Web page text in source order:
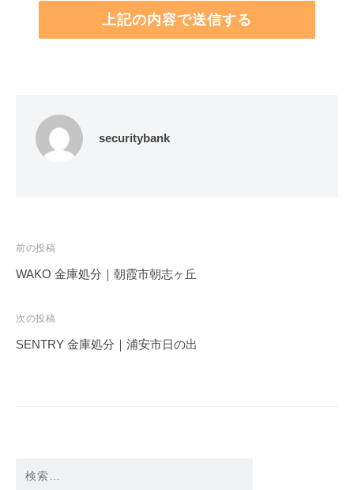
securitybank
投
稿
ビ
ゲ
前の投稿
WAKO 金庫処分｜朝霞市朝志ヶ丘
次の投稿
SENTRY 金庫処分｜浦安市日の出